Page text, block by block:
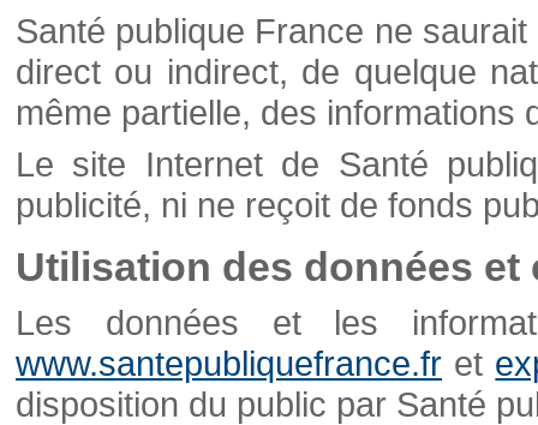
Santé publique France ne
direct ou indirect, de quelque
même partielle, des informations
Le site Internet de Santé
publicité, ni ne reçoit de fonds
Utilisation des données et
Les données et les
www.santepubliquefrance.fr et
disposition du public par Santé